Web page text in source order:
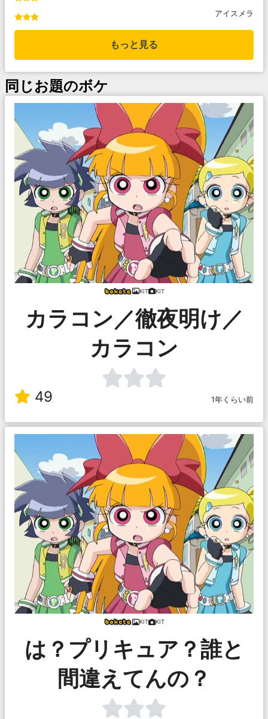
アイスメラ
もっと見る
同じお題のボケ
KIT KIT
カラコン／徹夜明け／
カラコン
49 1年くらい前
KIT KIT
は？プリキュア？誰と
間違えてんの？